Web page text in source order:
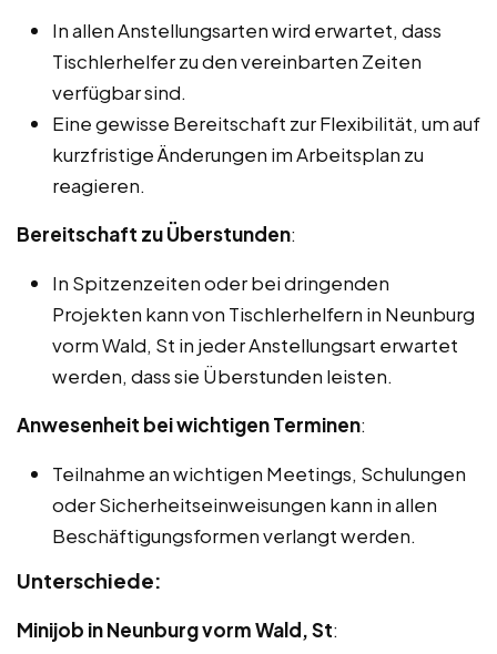
In allen Anstellungsarten wird erwartet, dass
Tischlerhelfer zu den vereinbarten Zeiten
verfügbar sind.
Eine gewisse Bereitschaft zur Flexibilität, um auf
kurzfristige Änderungen im Arbeitsplan zu
reagieren.
Bereitschaft zu Überstunden:
In Spitzenzeiten oder bei dringenden
Projekten kann von Tischlerhelfern in Neunburg
vorm Wald, St in jeder Anstellungsart erwartet
werden, dass sie Überstunden leisten.
Anwesenheit bei wichtigen Terminen:
Teilnahme an wichtigen Meetings, Schulungen
oder Sicherheitseinweisungen kann in allen
Beschäftigungsformen verlangt werden.
Unterschiede:
Minijob in Neunburg vorm Wald, St: